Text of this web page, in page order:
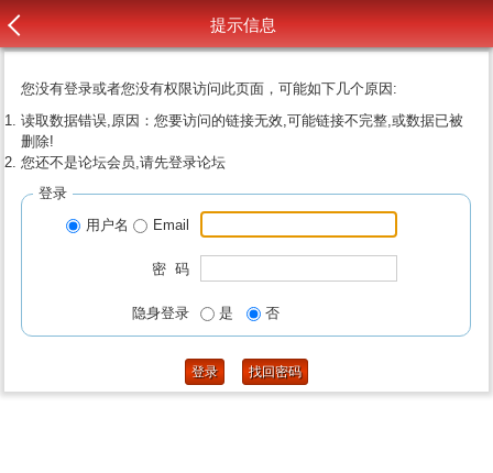
提示信息
您没有登录或者您没有权限访问此页面，可能如下几个原因:
读取数据错误,原因：您要访问的链接无效,可能链接不完整,或数据已被
删除!
您还不是论坛会员,请先登录论坛
登录
用户名
Email
密 码
隐身登录 是 否